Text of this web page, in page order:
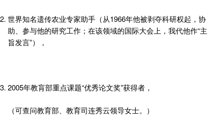
世界知名遗传农业专家助手（从1966年他被剥夺科研权起，协
助、参与他的研究工作；在该领域的国际大会上，我代他作“主
旨发言”），
2005年教肓部重点课题“优秀论文奖”获得者，
（可查问教育部、教育司连秀云领导女士。）